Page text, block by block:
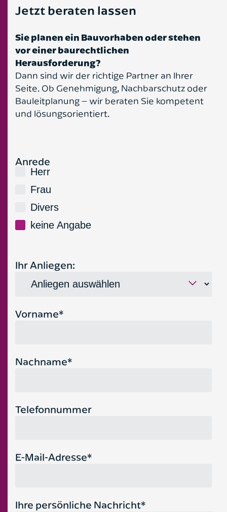
Jetzt beraten lassen
Sie planen ein Bauvorhaben oder stehen
vor einer baurechtlichen
Herausforderung?
Dann sind wir der richtige Partner an Ihrer
Seite. Ob Genehmigung, Nachbarschutz oder
Bauleitplanung – wir beraten Sie kompetent
und lösungsorientiert.
Bitte lasse dieses Feld leer.
Anrede
Herr
Frau
Divers
keine Angabe
Ihr Anliegen:
Vorname*
Nachname*
Telefonnummer
E-Mail-Adresse*
Ihre persönliche Nachricht*